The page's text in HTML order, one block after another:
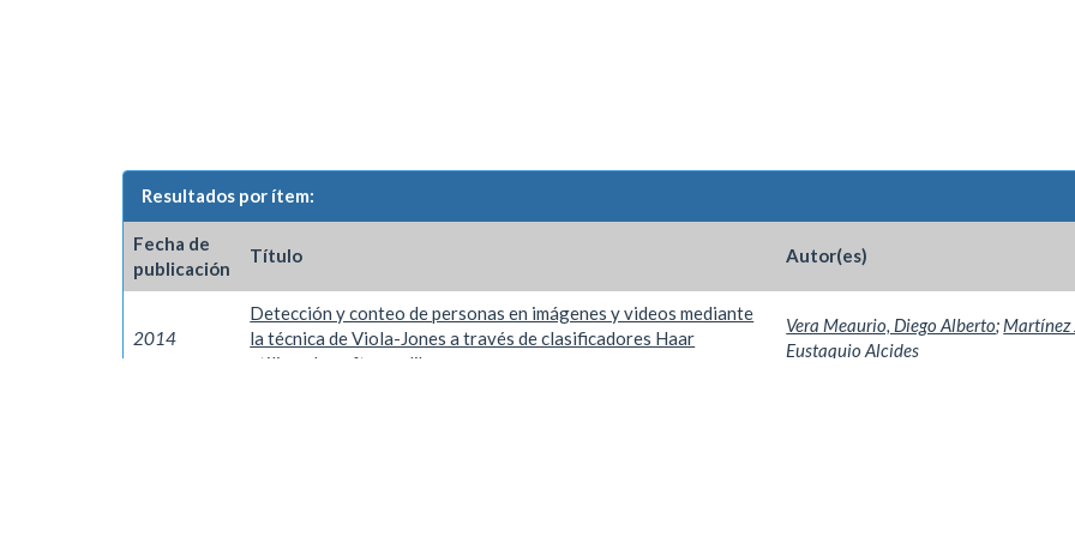
Resultados por ítem:
Fecha de
publicación
Título Autor(es)
2014
Detección y conteo de personas en imágenes y videos mediante
la técnica de Viola-Jones a través de clasificadores Haar
utilizando software libre
Vera Meaurio, Diego Alberto; Martínez
Eustaquio Alcides